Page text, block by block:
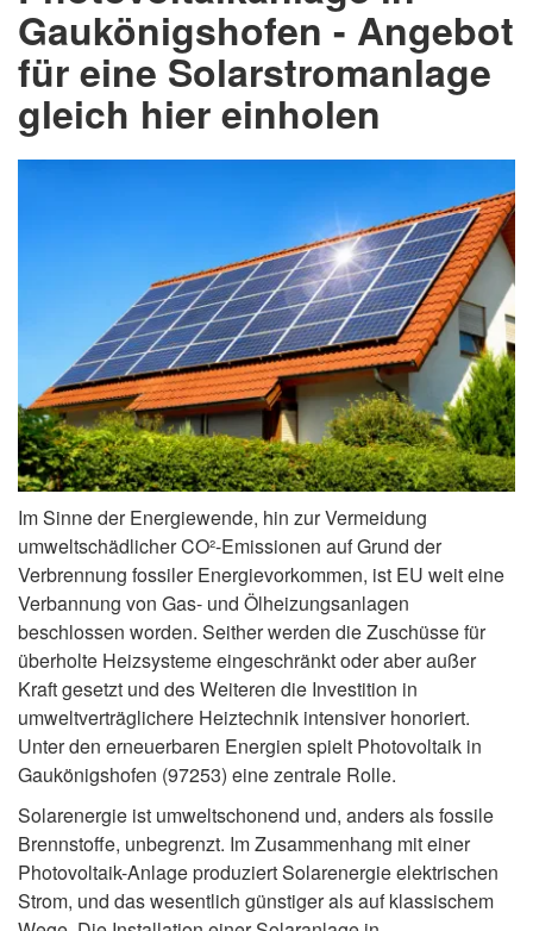
Gaukönigshofen - Angebot
für eine Solarstromanlage
gleich hier einholen
Im Sinne der Energiewende, hin zur Vermeidung
umweltschädlicher CO²-Emissionen auf Grund der
Verbrennung fossiler Energievorkommen, ist EU weit eine
Verbannung von Gas- und Ölheizungsanlagen
beschlossen worden. Seither werden die Zuschüsse für
überholte Heizsysteme eingeschränkt oder aber außer
Kraft gesetzt und des Weiteren die Investition in
umweltverträglichere Heiztechnik intensiver honoriert.
Unter den erneuerbaren Energien spielt Photovoltaik in
Gaukönigshofen (97253) eine zentrale Rolle.
Solarenergie ist umweltschonend und, anders als fossile
Brennstoffe, unbegrenzt. Im Zusammenhang mit einer
Photovoltaik-Anlage produziert Solarenergie elektrischen
Strom, und das wesentlich günstiger als auf klassischem